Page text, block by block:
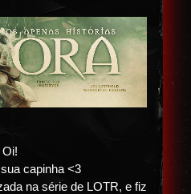
Oi!
capinha <3
na série de LOTR, e fiz